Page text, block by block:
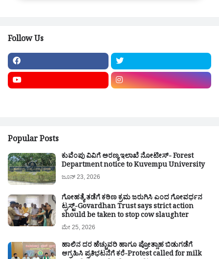
Follow Us
Popular Posts
ಕುವೆಂಪು ವಿವಿಗೆ ಅರಣ್ಯ ಇಲಾಖೆ ನೋಟೀಸ್- Forest
Department notice to Kuvempu University
ಜೂನ್ 23, 2026
ಗೋಹತ್ಯೆ ತಡೆಗೆ ಕಠಿಣ ಕ್ರಮ ಜರುಗಿಸಿ ಎಂದ ಗೋವರ್ಧನ
ಟ್ರಸ್ಟ್-Govardhan Trust says strict action
should be taken to stop cow slaughter
ಮೇ 25, 2026
ಹಾಲಿನ ದರ ಹೆಚ್ಚುವರಿ ಹಾಗೂ ಪ್ರೋತ್ಸಾಹ ಬಿಡುಗಡೆಗೆ
ಆಗ್ರಹಿಸಿ ಪ್ರತಿಭಟನೆಗೆ ಕರೆ-Protest called for milk